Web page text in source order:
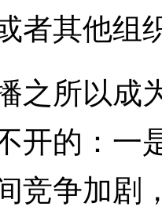
者其他组
所以成
开的：一
竞争加剧